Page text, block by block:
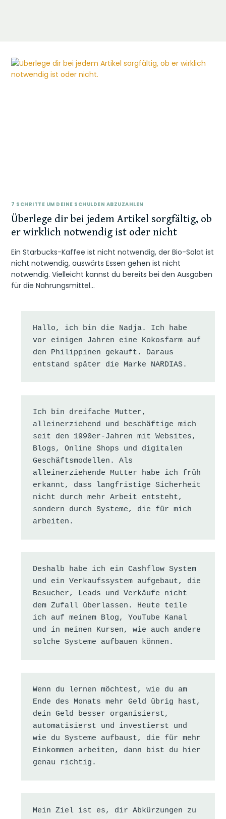
7 SCHRITTE UM DEINE SCHULDEN ABZUZAHLEN
Überlege dir bei jedem Artikel sorgfältig, ob
er wirklich notwendig ist oder nicht
Ein Starbucks-Kaffee ist nicht notwendig, der Bio-Salat ist
nicht notwendig, auswärts Essen gehen ist nicht
notwendig. Vielleicht kannst du bereits bei den Ausgaben
für die Nahrungsmittel…
Hallo, ich bin die Nadja. Ich habe
vor einigen Jahren eine Kokosfarm auf
den Philippinen gekauft. Daraus
entstand später die Marke NARDIAS.
Ich bin dreifache Mutter,
alleinerziehend und beschäftige mich
seit den 1990er-Jahren mit Websites,
Blogs, Online Shops und digitalen
Geschäftsmodellen. Als
alleinerziehende Mutter habe ich früh
erkannt, dass langfristige Sicherheit
nicht durch mehr Arbeit entsteht,
sondern durch Systeme, die für mich
arbeiten.
Deshalb habe ich ein Cashflow System
und ein Verkaufssystem aufgebaut, die
Besucher, Leads und Verkäufe nicht
dem Zufall überlassen. Heute teile
ich auf meinem Blog, YouTube Kanal
und in meinen Kursen, wie auch andere
solche Systeme aufbauen können.
Wenn du lernen möchtest, wie du am
Ende des Monats mehr Geld übrig hast,
dein Geld besser organisierst,
automatisierst und investierst und
wie du Systeme aufbaust, die für mehr
Einkommen arbeiten, dann bist du hier
genau richtig.
Mein Ziel ist es, dir Abkürzungen zu